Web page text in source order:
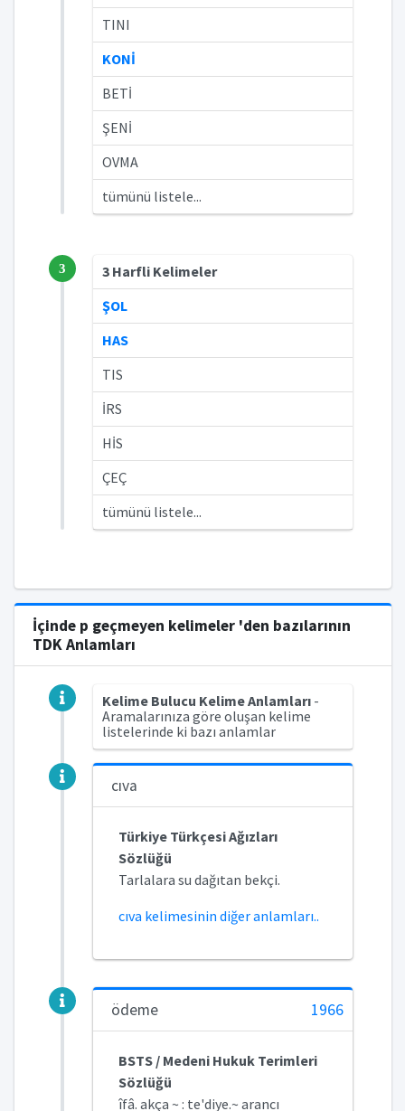
TINI
KONİ
BETİ
ŞENİ
OVMA
tümünü listele...
3
3 Harfli Kelimeler
ŞOL
HAS
TIS
İRS
HİS
ÇEÇ
tümünü listele...
İçinde p geçmeyen kelimeler 'den bazılarının
TDK Anlamları
Kelime Bulucu Kelime Anlamları -
Aramalarınıza göre oluşan kelime
listelerinde ki bazı anlamlar
cıva
Türkiye Türkçesi Ağızları
Sözlüğü
Tarlalara su dağıtan bekçi.
cıva kelimesinin diğer anlamları..
ödeme 1966
BSTS / Medeni Hukuk Terimleri
Sözlüğü
îfâ. akça ~ : te'diye.~ arancı